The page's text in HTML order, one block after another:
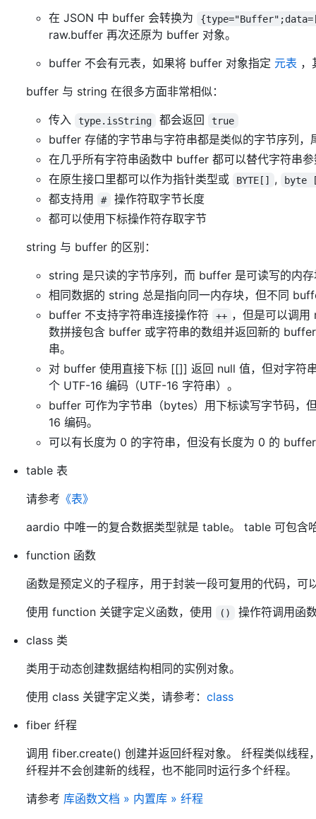
在 JSON 中 buffer 会转换为
raw.buffer 再次还原为 buffer 对象。
buffer 不会有元表，如果将 buffer 对象指定 元表 ，
buffer 与 string 在很多方面非常相似：
传入
type.isString 都会返回 true
buffer 存储的字节串与字符串都是类似的字节序列
在几乎所有字符串函数中 buffer 都可以替代字符串
在原生接口里都可以作为指针类型或
BYTE[] , byte
都支持用 #
操作符取字节长度
都可以使用下标操作符存取字节
string 与 buffer 的区别：
string 是只读的字节序列，而 buffer 是可读写的内
相同数据的 string 总是指向同一内存块，但不同
buffer 不支持字符串连接操作符
++ ，但是可以调
数拼接包含 buffer 或字符串的数组并返回新的
串。
对 buffer 使用直接下标 [[]] 返回 null 值，但对字符
个 UTF-16 编码（UTF-16 字符串）。
buffer 可作为字节串（bytes）用下标读写字节码，
16 编码。
可以有长度为 0 的字符串，但没有长度为 0 的
table 表
请参考 《表》
aardio 中唯一的复合数据类型就是 table。 table 可包含
function 函数
函数是预定义的子程序，用于封装一段可复用的代码，
使用 function 关键字定义函数，使用
()
操作符调用函
class 类
类用于动态创建数据结构相同的实例对象。
使用 class 关键字定义类，请参考： class
fiber 纤程
调用 fiber.create() 创建并返回纤程对象。 纤程类似线程
纤程并不会创建新的线程，也不能同时运行多个纤程。
请参考 库函数文档 » 内置库 » 纤程